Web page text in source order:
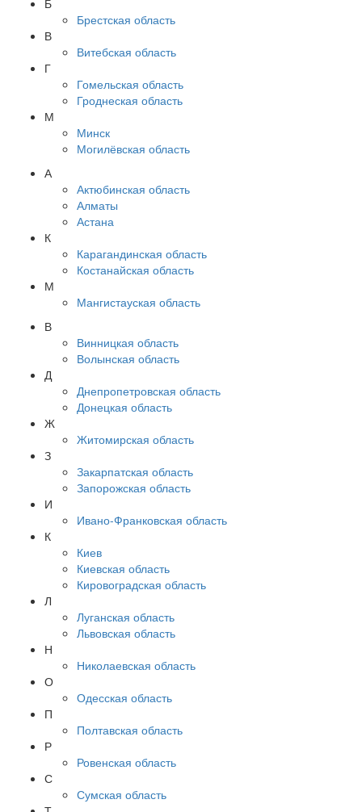
Б
Брестская область
В
Витебская область
Г
Гомельская область
Гроднеская область
М
Минск
Могилёвская область
А
Актюбинская область
Алматы
Астана
К
Карагандинская область
Костанайская область
М
Мангистауская область
В
Винницкая область
Волынская область
Д
Днепропетровская область
Донецкая область
Ж
Житомирская область
З
Закарпатская область
Запорожская область
И
Ивано-Франковская область
К
Киев
Киевская область
Кировоградская область
Л
Луганская область
Львовская область
Н
Николаевская область
О
Одесская область
П
Полтавская область
Р
Ровенская область
С
Сумская область